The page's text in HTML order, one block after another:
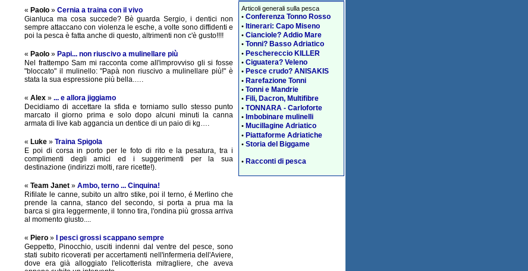
« Paolo » Cernia a traina con il vivo
Gianluca ma cosa succede? Bè guarda Sergio, i dentici non
sempre attaccano con violenza le esche, a volte sono diffidenti e
poi la pesca è fatta anche di questo, altrimenti non c'è gusto!!!!
« Paolo » Papi... non riuscivo a mulinellare più
Nel frattempo Sam mi racconta come all'improvviso gli si fosse
"bloccato" il mulinello: "Papà non riuscivo a mulinellare più!" è
stata la sua espressione più bella.….
« Alex » ... e allora jiggiamo
Decidiamo di accettare la sfida e torniamo sullo stesso punto
marcato il giorno prima e solo dopo alcuni minuti la canna
armata di live kab aggancia un dentice di un paio di kg….
« Luke » Traina Spigola
E poi di corsa in porto per le foto di rito e la pesatura, tra i
complimenti degli amici ed i suggerimenti per la sua
destinazione (indirizzi molti, rare ricette!).
« Team Janet » Ambo, terno ... Cinquina!
Rifilate le canne, subito un altro stike, poi il terno, é Merlino che
prende la canna, stanco del secondo, si porta a prua ma la
barca si gira leggermente, il tonno tira, l'ondina più grossa arriva
al momento giusto....
« Piero » I pesci grossi scappano sempre
Geppetto, Pinocchio, usciti indenni dal ventre del pesce, sono
stati subito ricoverati per accertamenti nell'infermeria dell'Aviere,
dove era già alloggiato l'elicotterista mitragliere, che aveva
Articoli generali sulla pesca
• Conferenza Tonno Rosso
• Itinerari: Capo Miseno
• Cianciole? Addio Mare
• Tonni? Basso Adriatico
• Peschereccio KILLER
• Ciguatera? Veleno
• Pesce crudo? ANISAKIS
• Rarefazione Tonni
• Tonni e Mandrie
• Fili, Dacron, Multifibre
• TONNARA - Carloforte
• Imbobinare mulinelli
• Mucillagine Adriatico
• Piattaforme Adriatiche
• Storia del Biggame
• Racconti di pesca